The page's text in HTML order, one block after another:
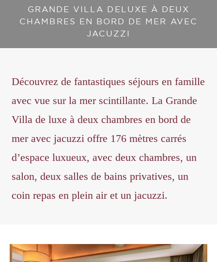
GRANDE VILLA DELUXE À DEUX
CHAMBRES EN BORD DE MER AVEC
JACUZZI
Découvrez de fantastiques séjours en famille
avec vue sur la mer scintillante. La Grande
Villa de luxe à deux chambres en bord de
mer avec jacuzzi offre 176 mètres carrés
d’espace luxueux, avec deux chambres, un
salon, deux salles de bains privatives, un
coin repas en plein air et un jacuzzi.